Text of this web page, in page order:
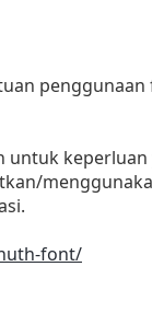
untuk keperluan
font/